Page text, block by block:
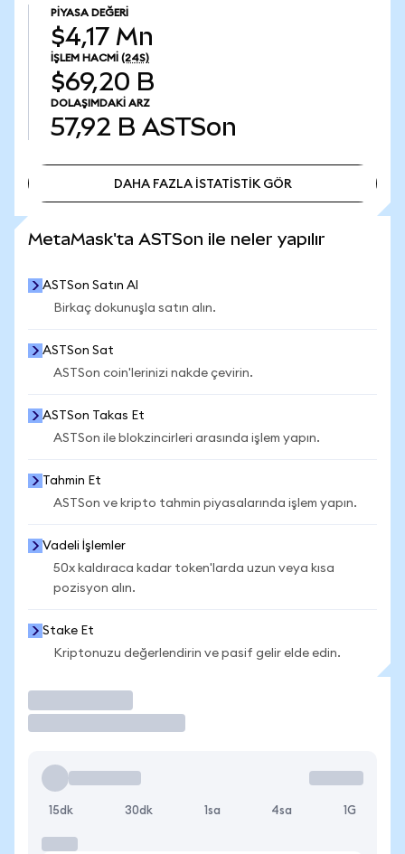
PIYASA DEĞERI
$4,17 Mn
İŞLEM HACMI (24S)
$69,20 B
DOLAŞIMDAKI ARZ
57,92 B ASTSon
DAHA FAZLA İSTATİSTİK GÖR
MetaMask'ta ASTSon ile neler yapılır
ASTSon Satın Al
Birkaç dokunuşla satın alın.
ASTSon Sat
ASTSon coin'lerinizi nakde çevirin.
ASTSon Takas Et
ASTSon ile blokzincirleri arasında işlem yapın.
Tahmin Et
ASTSon ve kripto tahmin piyasalarında işlem yapın.
Vadeli İşlemler
50x kaldıraca kadar token'larda uzun veya kısa
pozisyon alın.
Stake Et
Kriptonuzu değerlendirin ve pasif gelir elde edin.
15dk 30dk 1sa 4sa 1G